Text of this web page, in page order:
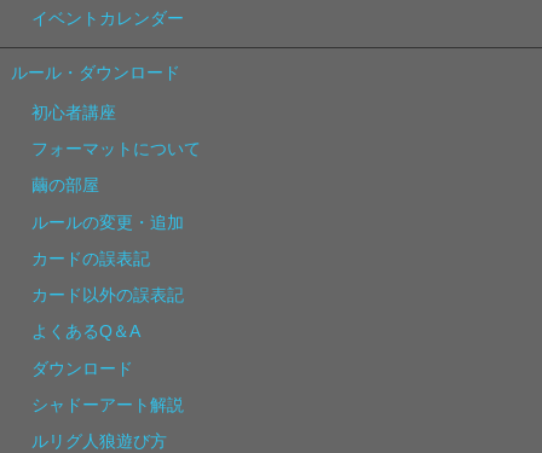
イベントカレンダー
ルール・ダウンロード
初心者講座
フォーマットについて
繭の部屋
ルールの変更・追加
カードの誤表記
カード以外の誤表記
よくあるQ＆A
ダウンロード
シャドーアート解説
ルリグ人狼遊び方